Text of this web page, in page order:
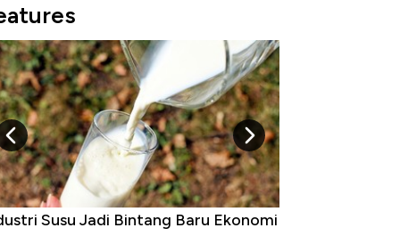
Susu Jadi Bintang Baru Ekonomi